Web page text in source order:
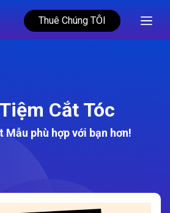
Thuê Chúng TÔI
Cắt Tóc
Mẫu phù hợp với bạn hơn!